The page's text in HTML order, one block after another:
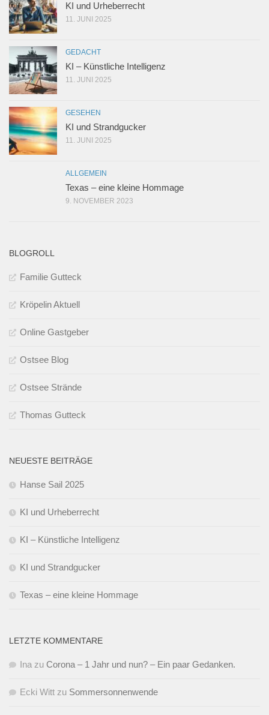
KI und Urheberrecht
11. JUNI 2025
GEDACHT
KI – Künstliche Intelligenz
11. JUNI 2025
GESEHEN
KI und Strandgucker
11. JUNI 2025
ALLGEMEIN
Texas – eine kleine Hommage
9. NOVEMBER 2023
BLOGROLL
Familie Gutteck
Kröpelin Aktuell
Online Gastgeber
Ostsee Blog
Ostsee Strände
Thomas Gutteck
NEUESTE BEITRÄGE
Hanse Sail 2025
KI und Urheberrecht
KI – Künstliche Intelligenz
KI und Strandgucker
Texas – eine kleine Hommage
LETZTE KOMMENTARE
Ina zu Corona – 1 Jahr und nun? – Ein paar Gedanken.
Ecki Witt zu Sommersonnenwende